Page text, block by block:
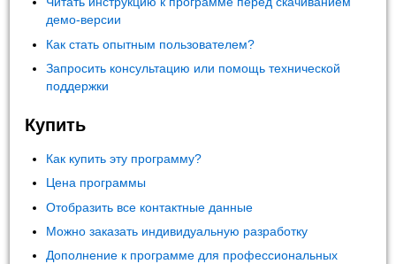
демо-версии
Как стать опытным пользователем?
Запросить консультацию или помощь технической
поддержки
Купить
Как купить эту программу?
Цена программы
Отобразить все контактные данные
Можно заказать индивидуальную разработку
Дополнение к программе для профессиональных